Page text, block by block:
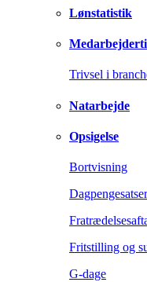
Lønstatistik
Trivsel i
Natarbejde
Opsigelse
Bortvisning
Dagpengesatser
Fritstilling og
G-dage